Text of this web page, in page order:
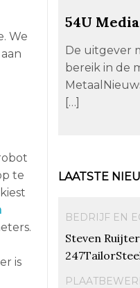
We
te
is
54U Media
De uitgever
bereik in de
[…]
LAATSTE
BEDRIJF EN
Steven